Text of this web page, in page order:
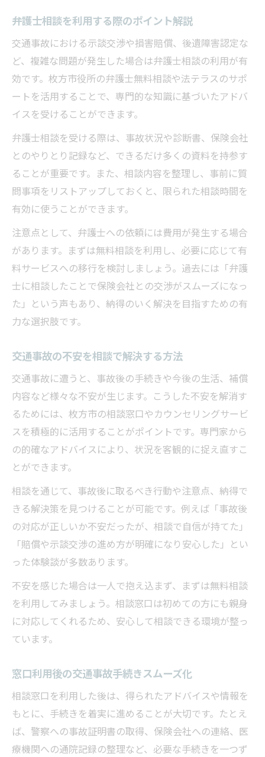
弁護士相談を利用する際のポイント解説
交通事故における示談交渉や損害賠償、後遺障害認定な
ど、複雑な問題が発生した場合は弁護士相談の利用が有
効です。枚方市役所の弁護士無料相談や法テラスのサポ
ートを活用することで、専門的な知識に基づいたアドバ
イスを受けることができます。
弁護士相談を受ける際は、事故状況や診断書、保険会社
とのやりとり記録など、できるだけ多くの資料を持参す
ることが重要です。また、相談内容を整理し、事前に質
問事項をリストアップしておくと、限られた相談時間を
有効に使うことができます。
注意点として、弁護士への依頼には費用が発生する場合
があります。まずは無料相談を利用し、必要に応じて有
料サービスへの移行を検討しましょう。過去には「弁護
士に相談したことで保険会社との交渉がスムーズになっ
た」という声もあり、納得のいく解決を目指すための有
力な選択肢です。
交通事故の不安を相談で解決する方法
交通事故に遭うと、事故後の手続きや今後の生活、補償
内容など様々な不安が生じます。こうした不安を解消す
るためには、枚方市の相談窓口やカウンセリングサービ
スを積極的に活用することがポイントです。専門家から
の的確なアドバイスにより、状況を客観的に捉え直すこ
とができます。
相談を通じて、事故後に取るべき行動や注意点、納得で
きる解決策を見つけることが可能です。例えば「事故後
の対応が正しいか不安だったが、相談で自信が持てた」
「賠償や示談交渉の進め方が明確になり安心した」とい
った体験談が多数あります。
不安を感じた場合は一人で抱え込まず、まずは無料相談
を利用してみましょう。相談窓口は初めての方にも親身
に対応してくれるため、安心して相談できる環境が整っ
ています。
窓口利用後の交通事故手続きスムーズ化
相談窓口を利用した後は、得られたアドバイスや情報を
もとに、手続きを着実に進めることが大切です。たとえ
ば、警察への事故証明書の取得、保険会社への連絡、医
療機関への通院記録の整理など、必要な手続きを一つず